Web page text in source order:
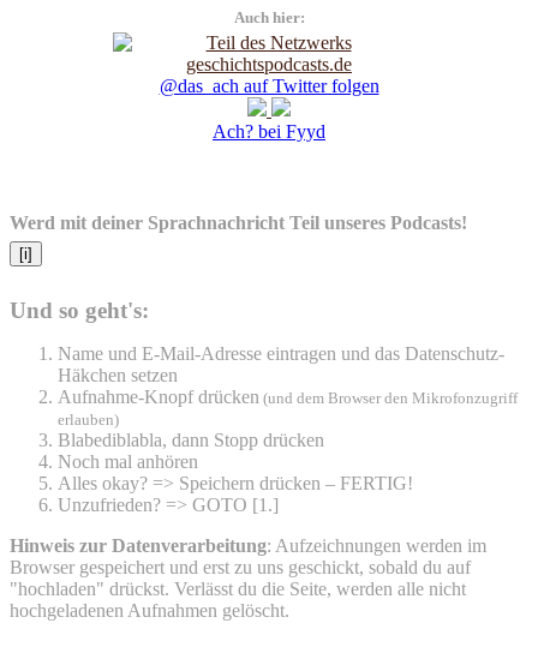
Auch hier:
@das_ach auf Twitter folgen
Ach? bei Fyyd
Werd mit deiner Sprachnachricht Teil unseres Podcasts!
[i]
Und so geht's:
Name und E-Mail-Adresse eintragen und das Datenschutz-
Häkchen setzen
Aufnahme-Knopf drücken (und dem Browser den Mikrofonzugriff
erlauben)
Blabediblabla, dann Stopp drücken
Noch mal anhören
Alles okay? => Speichern drücken – FERTIG!
Unzufrieden? => GOTO [1.]
Hinweis zur Datenverarbeitung: Aufzeichnungen werden im
Browser gespeichert und erst zu uns geschickt, sobald du auf
"hochladen" drückst. Verlässt du die Seite, werden alle nicht
hochgeladenen Aufnahmen gelöscht.